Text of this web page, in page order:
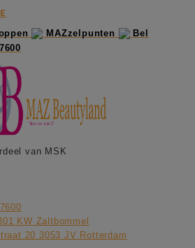
MAZzelpunten
Bel
van MSK
KW Zaltbommel
20 3053 JV Rotterdam